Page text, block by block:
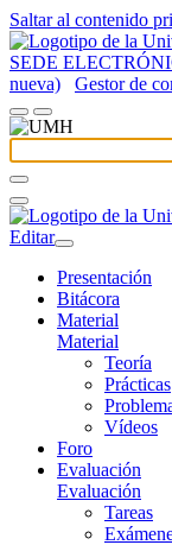
Saltar al contenido
SEDE
nueva)
Gestor de
Editar
Presentación
Bitácora
Material
Material
Teoría
Prácticas
Vídeos
Foro
Evaluación
Evaluación
Tareas